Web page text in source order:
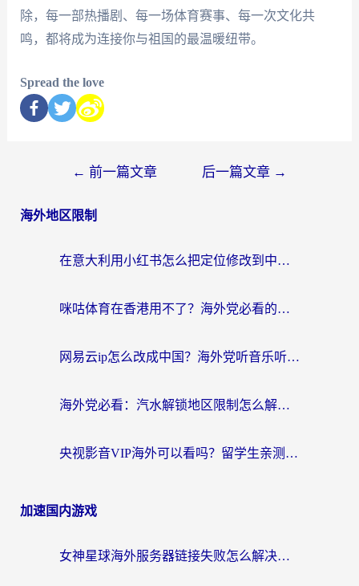
除，每一部热播剧、每一场体育赛事、每一次文化共
鸣，都将成为连接你与祖国的最温暖纽带。
Spread the love
← 前一篇文章 后一篇文章 →
海外地区限制
在意大利用小红书怎么把定位修改到中国国内？3个实用技巧+1个靠谱工具帮你搞定
咪咕体育在香港用不了？海外党必看的回国加速器选择指南（附3个真实场景解决方案）
网易云ip怎么改成中国？海外党听音乐听书的无痛解决方案
海外党必看：汽水解锁地区限制怎么解除？3招解决国内影音&生活服务难题
央视影音VIP海外可以看吗？留学生亲测有效的回国加速器选择指南
加速国内游戏
女神星球海外服务器链接失败怎么解决？海外党国服游戏加速避坑指南